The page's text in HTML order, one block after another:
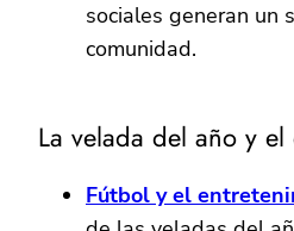
sociales generan un
comunidad.
La velada del año y
Fútbol y el